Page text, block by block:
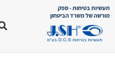
תעשיות בטיחות - ספק
מורשה של משרד הביטחון